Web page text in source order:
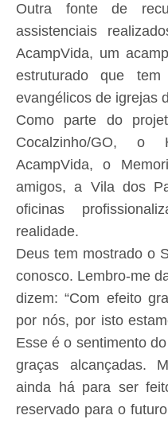
Outra fonte de
assistenciais
AcampVida, um
estruturado que
evangélicos de igrejas
Como parte do
Cocalzinho/GO,
AcampVida, o
amigos, a Vila dos
oficinas
realidade.
Deus tem mostrado o
conosco. Lembro-me
dizem: “Com efeito
por nós, por isto
Esse é o sentimento
graças alcançadas.
ainda há para ser
reservado para o